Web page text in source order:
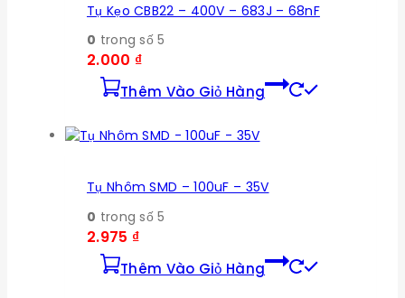
Tụ Kẹo CBB22 – 400V – 683J – 68nF
0 trong số 5
2.000 ₫
Thêm Vào Giỏ Hàng
Tụ Nhôm SMD – 100uF – 35V
0 trong số 5
2.975 ₫
Thêm Vào Giỏ Hàng